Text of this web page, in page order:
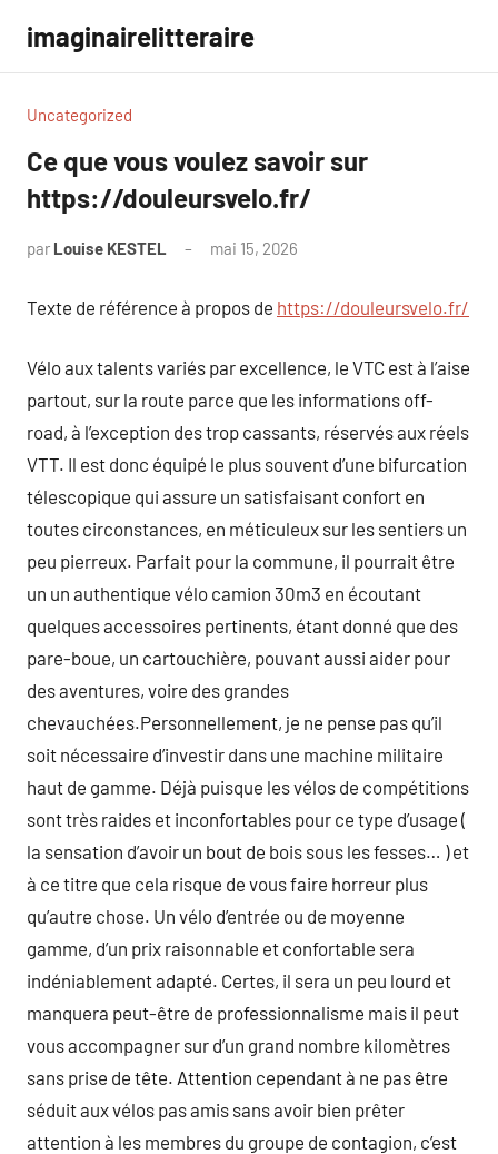
contenu
imaginairelitteraire
Uncategorized
Ce que vous voulez savoir sur
https://douleursvelo.fr/
par Louise KESTEL mai 15, 2026
Texte de référence à propos de https://douleursvelo.fr/
Vélo aux talents variés par excellence, le VTC est à l’aise
partout, sur la route parce que les informations off-
road, à l’exception des trop cassants, réservés aux réels
VTT. Il est donc équipé le plus souvent d’une bifurcation
télescopique qui assure un satisfaisant confort en
toutes circonstances, en méticuleux sur les sentiers un
peu pierreux. Parfait pour la commune, il pourrait être
un un authentique vélo camion 30m3 en écoutant
quelques accessoires pertinents, étant donné que des
pare-boue, un cartouchière, pouvant aussi aider pour
des aventures, voire des grandes
chevauchées.Personnellement, je ne pense pas qu’il
soit nécessaire d’investir dans une machine militaire
haut de gamme. Déjà puisque les vélos de compétitions
sont très raides et inconfortables pour ce type d’usage (
la sensation d’avoir un bout de bois sous les fesses… ) et
à ce titre que cela risque de vous faire horreur plus
qu’autre chose. Un vélo d’entrée ou de moyenne
gamme, d’un prix raisonnable et confortable sera
indéniablement adapté. Certes, il sera un peu lourd et
manquera peut-être de professionnalisme mais il peut
vous accompagner sur d’un grand nombre kilomètres
sans prise de tête. Attention cependant à ne pas être
séduit aux vélos pas amis sans avoir bien prêter
attention à les membres du groupe de contagion, c’est